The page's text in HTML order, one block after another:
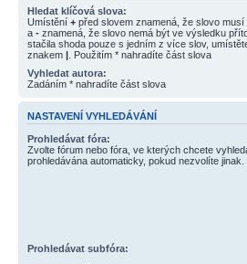
Hledat klíčová slova:
Umístění + před slovem znamená, že slovo
a - znamená, že slovo nemá být ve výsledku
stačila shoda pouze s jedním z více slov,
znakem | . Použitím * nahradíte část slova
Vyhledat autora:
Zadáním * nahradíte část slova
NASTAVENÍ VYHLEDÁVÁNÍ
Prohledávat fóra:
Zvolte fórum nebo fóra, ve kterých chcete
prohledávána automaticky, pokud nezvolíte jinak.
Prohledávat subfóra: